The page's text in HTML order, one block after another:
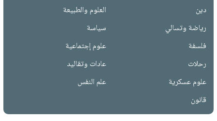
دين
العلوم والطبيعة
رياضة وتسالي
سياسة
فلسفة
علوم إجتماعية
رحلات
عادات وتقاليد
علوم عسكرية
علم النفس
قانون